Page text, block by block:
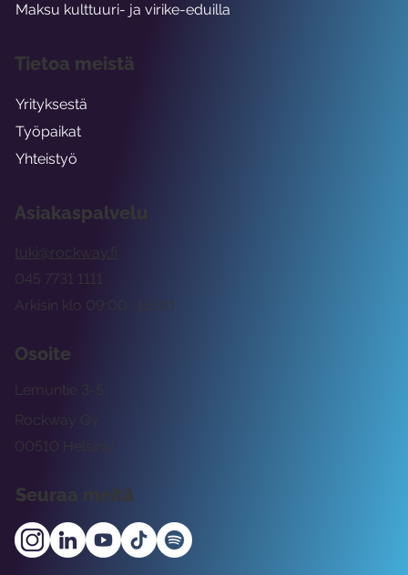
Asiakaspalvelu
tuki@rockway.fi
Arkisin klo 09:00 -15:00
045 7731 1111
Osoite
Rockway Oy
Lemuntie 3-5
00510 Helsinki
Seuraa meitä
Maksu kulttuuri- ja virike-eduilla
Tietoa meistä
Yrityksestä
Työpaikat
Yhteistyö